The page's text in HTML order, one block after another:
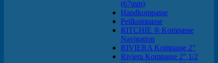
(67mm)
Handkompasse
Peilkompasse
RITCHIE ® Kompasse
Navigation
RIVIERA Kompasse 2"
Riviera Kompasse 2" 1/2